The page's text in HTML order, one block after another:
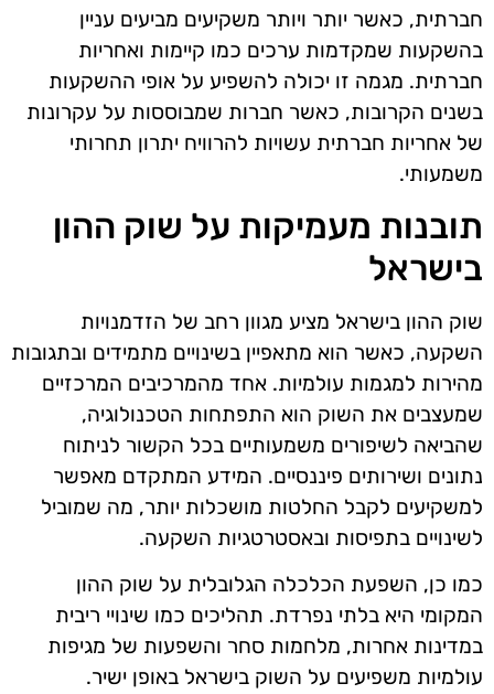
חברתית, כאשר יותר ויותר משקיעים מביעים עניין
בהשקעות שמקדמות ערכים כמו קיימות ואחריות
חברתית. מגמה זו יכולה להשפיע על אופי ההשקעות
בשנים הקרובות, כאשר חברות שמבוססות על עקרונות
של אחריות חברתית עשויות להרוויח יתרון תחרותי
משמעותי.
תובנות מעמיקות על שוק ההון
בישראל
שוק ההון בישראל מציע מגוון רחב של הזדמנויות
השקעה, כאשר הוא מתאפיין בשינויים מתמידים ובתגובות
מהירות למגמות עולמיות. אחד מהמרכיבים המרכזיים
שמעצבים את השוק הוא התפתחות הטכנולוגיה,
שהביאה לשיפורים משמעותיים בכל הקשור לניתוח
נתונים ושירותים פיננסיים. המידע המתקדם מאפשר
למשקיעים לקבל החלטות מושכלות יותר, מה שמוביל
לשינויים בתפיסות ובאסטרטגיות השקעה.
כמו כן, השפעת הכלכלה הגלובלית על שוק ההון
המקומי היא בלתי נפרדת. תהליכים כמו שינויי ריבית
במדינות אחרות, מלחמות סחר והשפעות של מגיפות
עולמיות משפיעים על השוק בישראל באופן ישיר.